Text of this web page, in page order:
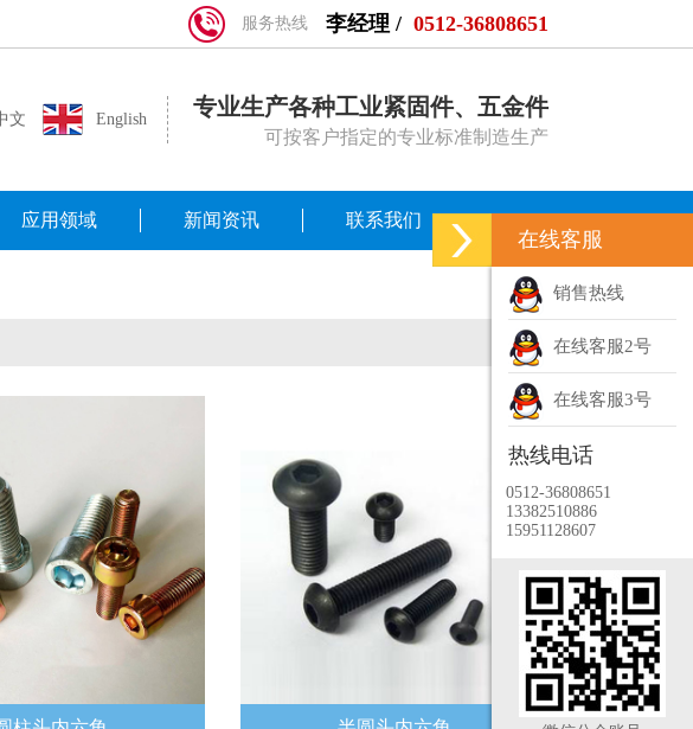
服务热线 李经理 / 0512-36808651
文 English 专业生产各种工业紧固件、五金件
可按客户指定的专业标准制造生产
应用领域 新闻资讯 联系我们
在线客服
销售热线
在线客服2号
在线客服3号
热线电话
0512-36808651
13382510886
15951128607